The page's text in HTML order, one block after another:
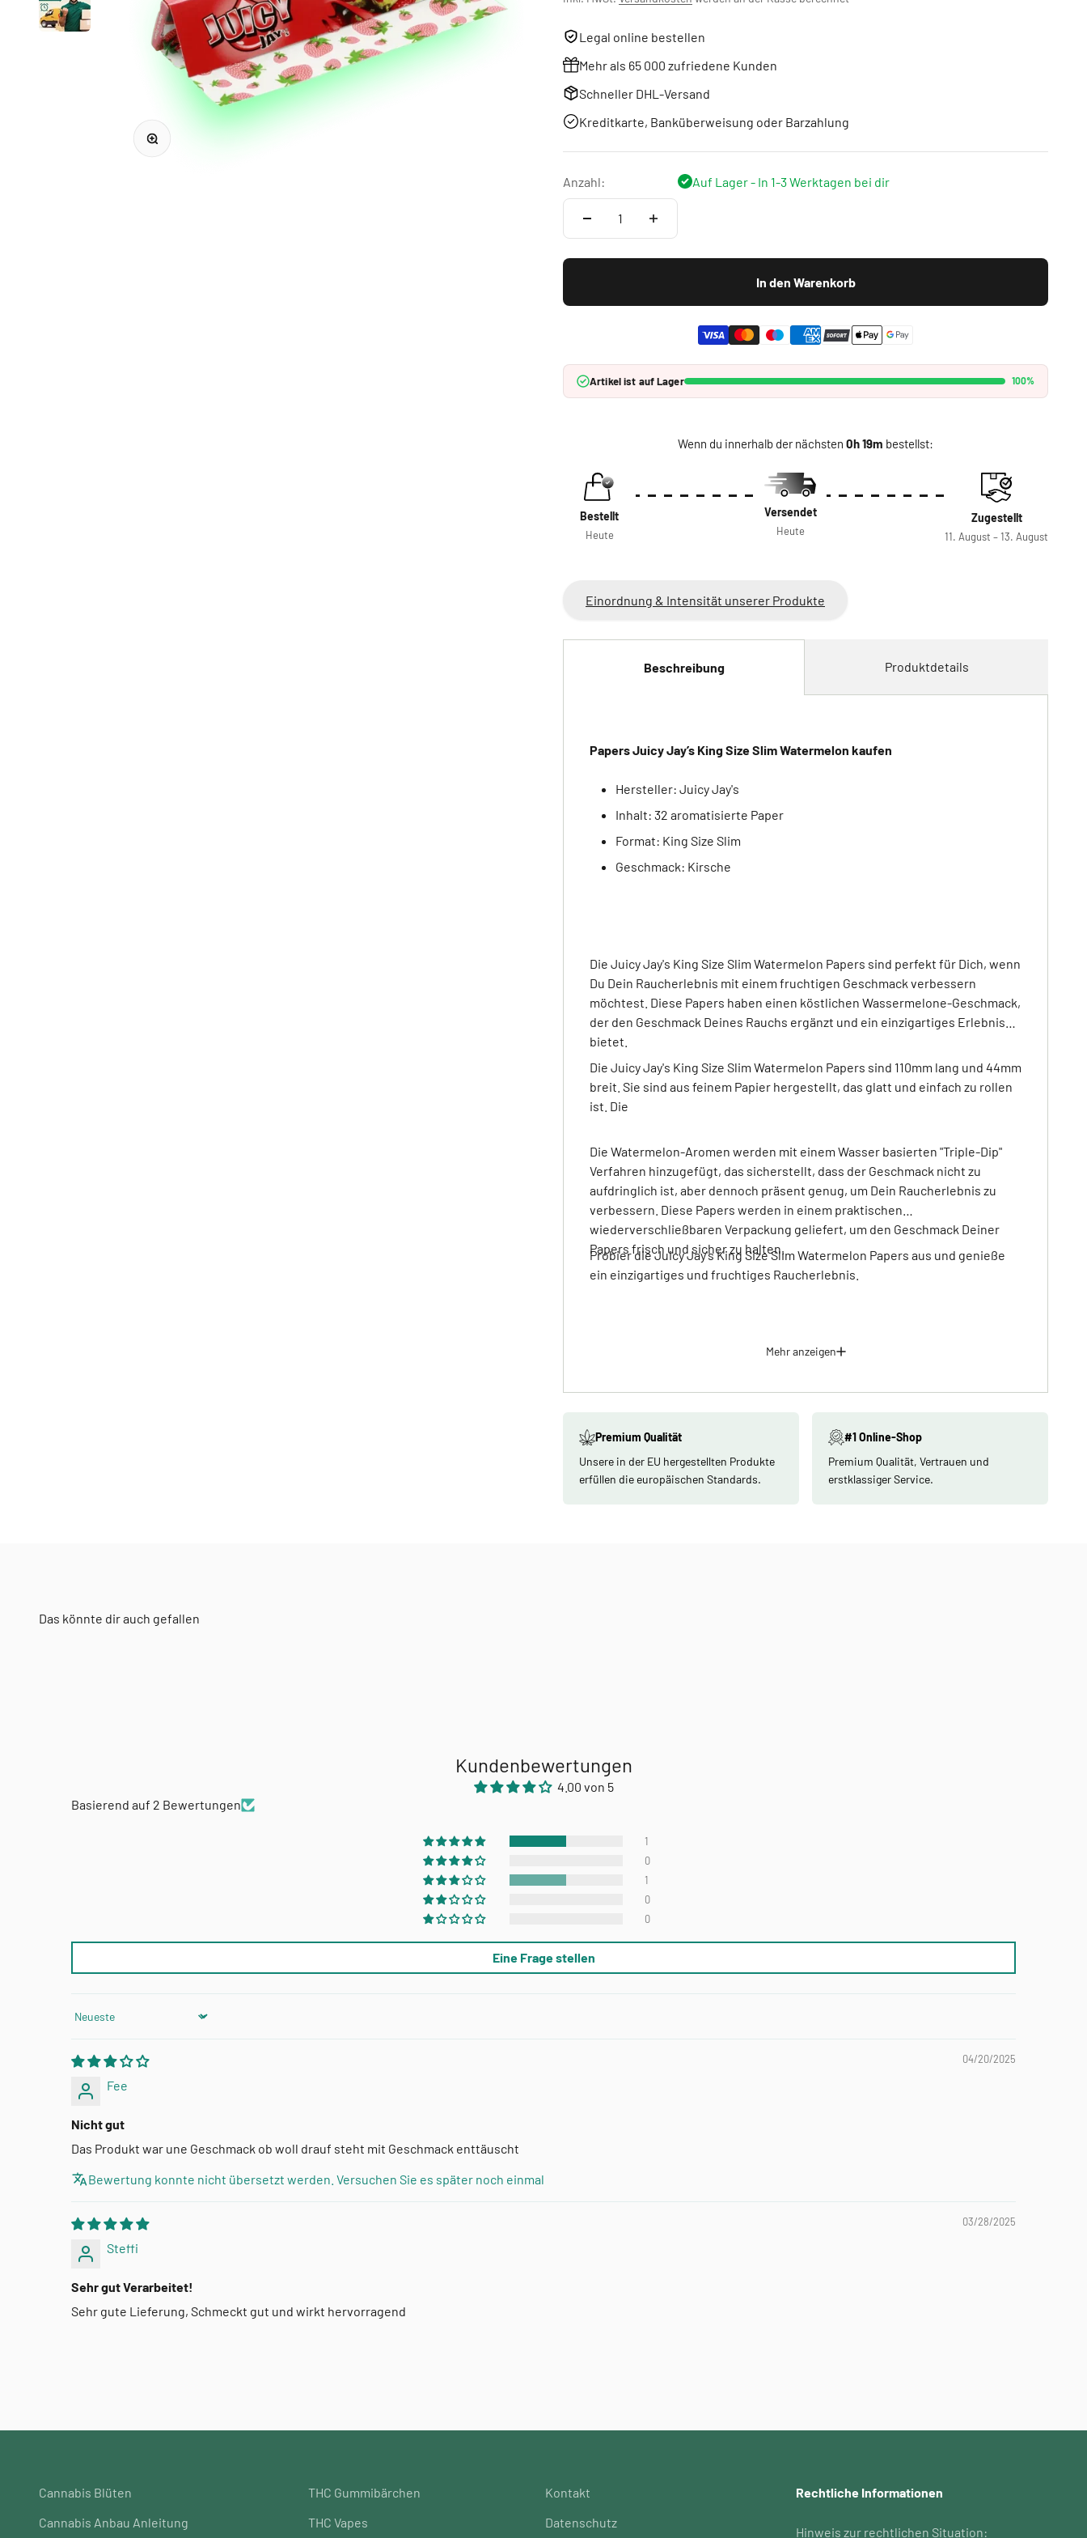
Bild vergrößern
Legal online bestellen
Mehr als 65 000 zufriedene Kunden
Schneller DHL-Versand
Kreditkarte, Banküberweisung oder Barzahlung
Anzahl: Auf Lager - In 1-3 Werktagen bei dir
In den Warenkorb
Artikel ist auf Lager 100%
Wenn du innerhalb der nächsten 0h 19m bestellst:
Bestellt
Heute
Versendet
Heute
Zugestellt
11. August – 13. August
Einordnung & Intensität unserer Produkte
Beschreibung
Papers Juicy Jay’s King Size Slim Watermelon kaufen
Hersteller: Juicy Jay's
Inhalt: 32 aromatisierte Paper
Format: King Size Slim
Geschmack: Kirsche
Die Juicy Jay's King Size Slim Watermelon Papers sind perfekt für Dich, wenn
Du Dein Raucherlebnis mit einem fruchtigen Geschmack verbessern
möchtest. Diese Papers haben einen köstlichen Wassermelone-Geschmack,
der den Geschmack Deines Rauchs ergänzt und ein einzigartiges Erlebnis
bietet.
Die Juicy Jay's King Size Slim Watermelon Papers sind 110mm lang und 44mm
breit. Sie sind aus feinem Papier hergestellt, das glatt und einfach zu rollen
ist. Die
Die Watermelon-Aromen werden mit einem Wasser basierten "Triple-Dip"
Verfahren hinzugefügt, das sicherstellt, dass der Geschmack nicht zu
aufdringlich ist, aber dennoch präsent genug, um Dein Raucherlebnis zu
verbessern. Diese Papers werden in einem praktischen
wiederverschließbaren Verpackung geliefert, um den Geschmack Deiner
Papers frisch und sicher zu halten.
Probier die Juicy Jay's King Size Slim Watermelon Papers aus und genieße
ein einzigartiges und fruchtiges Raucherlebnis.
Mehr anzeigen
Produktdetails
Premium Qualität
Unsere in der EU hergestellten Produkte
erfüllen die europäischen Standards.
#1 Online-Shop
Premium Qualität, Vertrauen und
erstklassiger Service.
Kundenbewertungen
4.00 von 5
Basierend auf 2 Bewertungen
1
0
1
0
0
Eine Frage stellen
Sort by
04/20/2025
Fee
Nicht gut
Das Produkt war une Geschmack ob woll drauf steht mit Geschmack enttäuscht
Bewertung konnte nicht übersetzt werden. Versuchen Sie es später noch einmal
03/28/2025
Steffi
Sehr gut Verarbeitet!
Sehr gute Lieferung, Schmeckt gut und wirkt hervorragend
Cannabis Blüten
Cannabis Anbau Anleitung
THC Gummibärchen
THC Vapes
Kontakt
Datenschutz
Rechtliche Informationen
Hinweis zur rechtlichen Situation: